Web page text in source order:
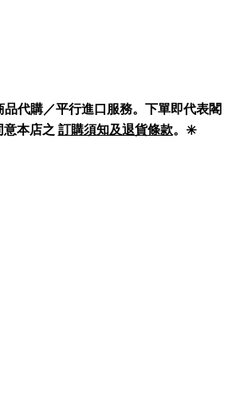
代購／平行進口服務。下單即代表閣
意本店之 訂購須知及退貨條款。✳️